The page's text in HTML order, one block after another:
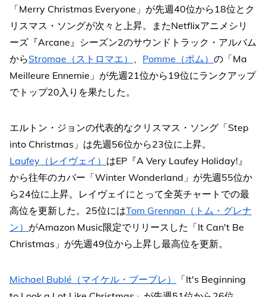
「Merry Christmas Everyone」が先週40位から18位とク
リスマス・ソングが次々と上昇。またNetflixアニメシリ
ーズ『Arcane』シーズン2のサウンドトラック・アルバム
からStromae（ストロマエ） Pomme（ポム） の「Ma
Meilleure Ennemie」が先週21位から19位にランクアップ
でトップ20入りを果たした。
エルトン・ジョンの代表的なクリスマス・ソング「Step
into Christmas」は先週56位から23位に上昇。
Laufey（レイヴェイ） はEP『A Very Laufey Holiday!』
から往年のカバー「Winter Wonderland」が先週55位か
ら24位に上昇。レイヴェイにとって全英チャートでの最
高位を更新した。25位にはTom Grennan（トム・グレナ
ン） がAmazon Music限定でリリースした「It Can't Be
Christmas」が先週49位から上昇し最高位を更新。
Michael Bublé（マイケル・ブーブレ）
「It's Beginning